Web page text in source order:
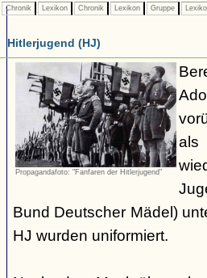
Chronik Lexikon Chronik Lexikon Gruppe
Hitlerjugend (HJ)
Propagandafoto: "Fanfaren der Hitlerjugend"
als
Bund Deutscher Mädel)
HJ wurden uniformiert.